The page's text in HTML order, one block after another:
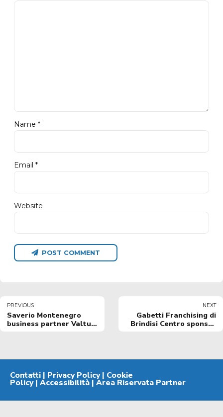
Name *
Email *
Website
POST COMMENT
PREVIOUS
Saverio Montenegro
business partner Valtur
NEXT
Gabetti Franchising di
Brindisi Centro sponsor
Contatti | Privacy Policy| Cookie
Policy| Accessibilità | Area Riservata Partner